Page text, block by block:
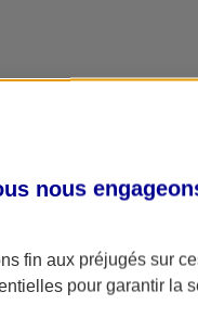
nous
fin aux préjugés sur
pour garantir la